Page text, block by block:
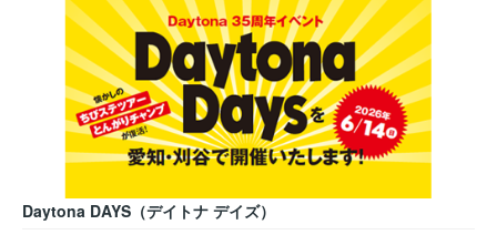
Daytona DAYS（デイトナ デイズ）